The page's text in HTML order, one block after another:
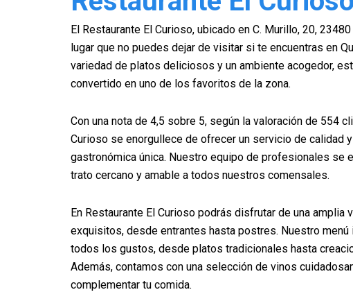
El Restaurante El Curioso, ubicado en C. Murillo, 20,
lugar que no puedes dejar de visitar si te encuentras en
variedad de platos deliciosos y un ambiente acogedor,
convertido en uno de los favoritos de la zona.
Con una nota de 4,5 sobre 5, según la valoración de 554
Curioso se enorgullece de ofrecer un servicio de calidad
gastronómica única. Nuestro equipo de profesionales se
trato cercano y amable a todos nuestros comensales.
En Restaurante El Curioso podrás disfrutar de una amplia
exquisitos, desde entrantes hasta postres. Nuestro menú
todos los gustos, desde platos tradicionales hasta
Además, contamos con una selección de vinos
complementar tu comida.